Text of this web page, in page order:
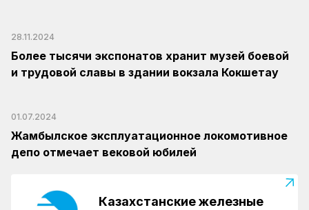
28.11.2024
Более тысячи экспонатов хранит музей боевой
и трудовой славы в здании вокзала Кокшетау
01.07.2024
Жамбылское эксплуатационное локомотивное
депо отмечает вековой юбилей
Казахстанские железные